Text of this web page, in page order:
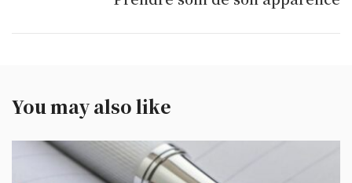
You may also like